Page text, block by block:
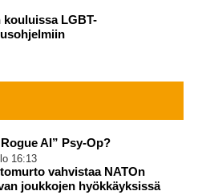
kouluissa LGBT-
AI” Psy-Op?
16:13
vahvistaa NATOn
joukkojen hyökkäyksissä